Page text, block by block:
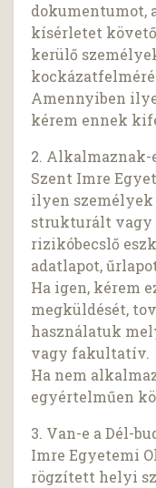
dokumentumot,
kísérletet
kerülő
Amennyiben
kérem ennek
2. Alkalmaznak-
Szent Imre
ilyen személyek
strukturált vagy
rizikóbecslő
adatlapot,
Ha igen, kérem
megküldését,
használatuk
vagy fakultatív.
Ha nem
egyértelműen
3. Van-e a Dél-
Imre Egyetemi
rögzített helyi